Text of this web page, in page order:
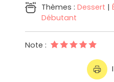
Thèmes : Dessert |
Débutant
Note :